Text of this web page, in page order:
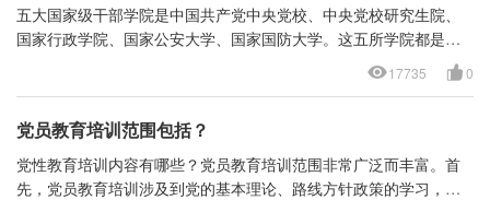
五大国家级干部学院是中国共产党中央党校、中央党校研究生院、
国家行政学院、国家公安大学、国家国防大学。这五所学院都是党
和国家重要的培养干部的机构，拥有雄厚的历史和丰富的教学资
源。中国共产党中央党校是培养党的干部的重要学府，其教学内容
院则是针对高级干部提供更高层次的学习和培训机会，培养更高水
平的领导人才。国家行政学院致力于培养公务员和行政管理人才，
培养具备优秀专业能力和良好素质的领导干部。国家公安大学则是
17735 0
党员教育培训范围包括？
党性教育培训内容有哪些？党员教育培训范围非常广泛而丰富。首
先，党员教育培训涉及到党的基本理论、路线方针政策的学习，包